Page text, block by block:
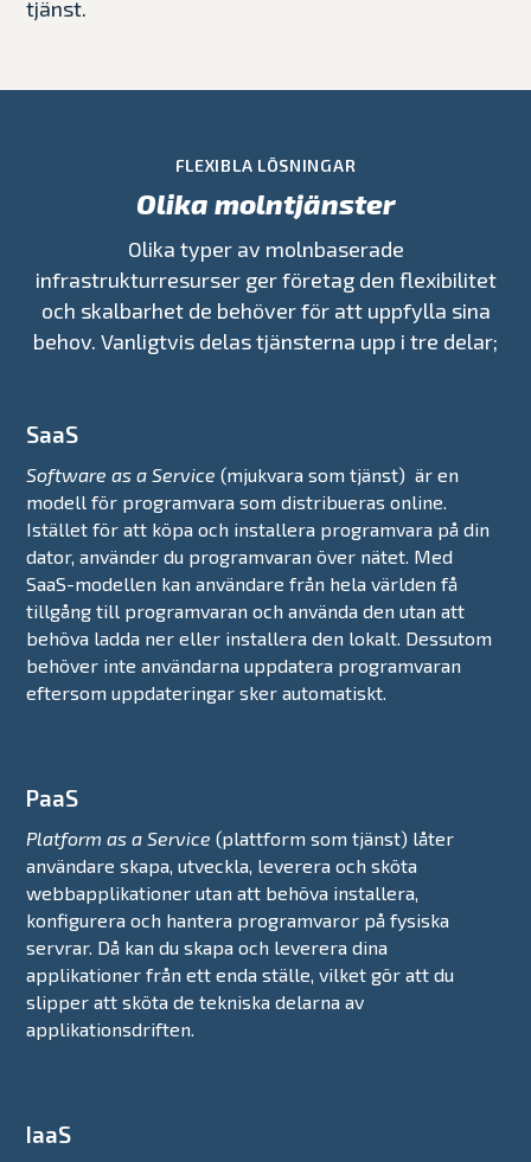
tjänst.
FLEXIBLA LÖSNINGAR
Olika molntjänster
Olika typer av molnbaserade
infrastrukturresurser ger företag den flexibilitet
och skalbarhet de behöver för att uppfylla sina
behov. Vanligtvis delas tjänsterna upp i tre delar;
SaaS
Software as a Service (mjukvara som tjänst) är en
modell för programvara som distribueras online.
Istället för att köpa och installera programvara på din
dator, använder du programvaran över nätet. Med
SaaS-modellen kan användare från hela världen få
tillgång till programvaran och använda den utan att
behöva ladda ner eller installera den lokalt. Dessutom
behöver inte användarna uppdatera programvaran
eftersom uppdateringar sker automatiskt.
PaaS
Platform as a Service (plattform som tjänst) låter
användare skapa, utveckla, leverera och sköta
webbapplikationer utan att behöva installera,
konfigurera och hantera programvaror på fysiska
servrar. Då kan du skapa och leverera dina
applikationer från ett enda ställe, vilket gör att du
slipper att sköta de tekniska delarna av
applikationsdriften.
IaaS